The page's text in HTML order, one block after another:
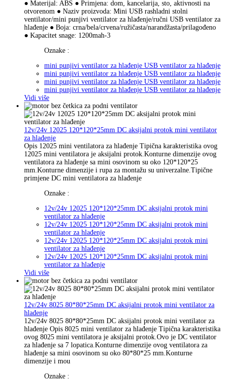
● Materijal: ABS ● Primjena: dom, kancelarija, sto, aktivnosti na
otvorenom ● Naziv proizvoda: Mini USB rashladni stolni
ventilator/mini punjivi ventilator za hlađenje/ručni USB ventilator za
hlađenje ● Boja: crna/bela/crvena/ružičasta/narandžasta/prilagođeno
● Kapacitet snage: 1200mah-3
Oznake :
mini punjivi ventilator za hlađenje USB ventilator za hlađenje
mini punjivi ventilator za hlađenje USB ventilator za hlađenje
mini punjivi ventilator za hlađenje USB ventilator za hlađenje
mini punjivi ventilator za hlađenje USB ventilator za hlađenje
Vidi više
12v/24v 12025 120*120*25mm DC aksijalni protok mini ventilator
za hlađenje
Opis 12025 mini ventilatora za hlađenje Tipična karakteristika ovog
12025 mini ventilatora je aksijalni protok.Konturne dimenzije ovog
ventilatora za hlađenje sa mini osovinom su oko 120*120*25
mm.Konturne dimenzije i rupa za montažu su univerzalne.Tipične
primjene DC mini ventilatora za hlađenje
Oznake :
12v/24v 12025 120*120*25mm DC aksijalni protok mini
ventilator za hlađenje
12v/24v 12025 120*120*25mm DC aksijalni protok mini
ventilator za hlađenje
12v/24v 12025 120*120*25mm DC aksijalni protok mini
ventilator za hlađenje
12v/24v 12025 120*120*25mm DC aksijalni protok mini
ventilator za hlađenje
Vidi više
12v/24v 8025 80*80*25mm DC aksijalni protok mini ventilator za
hlađenje
12v/24v 8025 80*80*25mm DC aksijalni protok mini ventilator za
hlađenje Opis 8025 mini ventilator za hlađenje Tipična karakteristika
ovog 8025 mini ventilatora je aksijalni protok.Ovo je DC ventilator
za hlađenje sa 7 lopatica.Konturne dimenzije ovog ventilatora za
hlađenje sa mini osovinom su oko 80*80*25 mm.Konturne
dimenzije i mou
Oznake :